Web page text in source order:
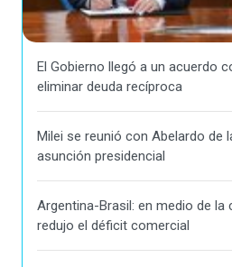
El Gobierno llegó a un acuerdo
eliminar deuda recíproca
Milei se reunió con Abelardo de
asunción presidencial
Argentina-Brasil: en medio de la
redujo el déficit comercial